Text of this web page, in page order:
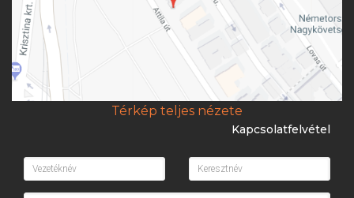
Térkép teljes nézete
Kapcsolatfelvétel